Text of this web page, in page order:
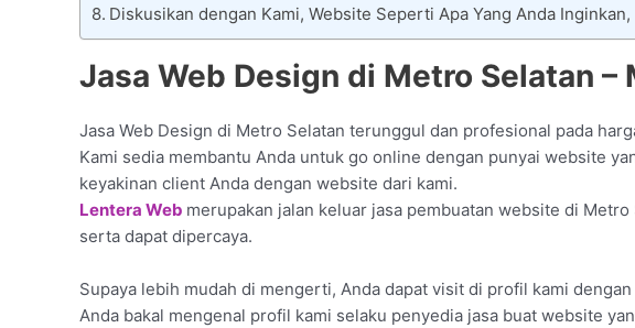
Diskusikan dengan Kami, Website Seperti Apa Yang Anda
Jasa Web Design di Metro Selatan –
Jasa Web Design di Metro Selatan terunggul dan profesional pada
Kami sedia membantu Anda untuk go online dengan punyai website
keyakinan client Anda dengan website dari kami.
Lentera Web merupakan jalan keluar jasa pembuatan website di
serta dapat dipercaya.
Supaya lebih mudah di mengerti, Anda dapat visit di profil kami
Anda bakal mengenal profil kami selaku penyedia jasa buat website